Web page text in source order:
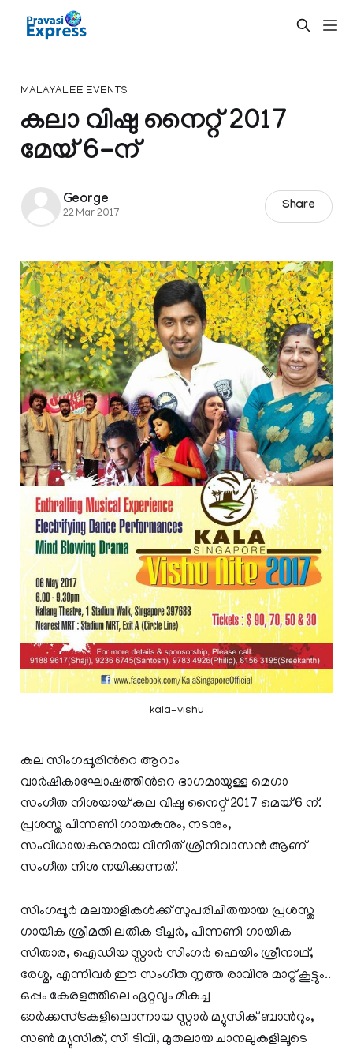
MALAYALEE EVENTS
കലാ വിഷു നൈറ്റ് 2017
മേയ് 6-ന്
George
22 Mar 2017
Share
kala-vishu
കല സിംഗപ്പൂരിന്‍റെ ആറാം
വാര്‍ഷികാഘോഷത്തിന്‍റെ ഭാഗമായുള്ള മെഗാ
സംഗീത നിശയായ് കല വിഷു നൈറ്റ് 2017 മെയ്‌ 6 ന്.
പ്രശസ്ത പിന്നണി ഗായകനും, നടനും,
സംവിധായകനുമായ വിനീത് ശ്രീനിവാസന്‍ ആണ്
സംഗീത നിശ നയിക്കുന്നത്.
സിംഗപ്പൂര്‍ മലയാളികള്‍ക്ക് സുപരിചിതയായ പ്രശസ്ത
ഗായിക ശ്രീമതി ലതിക ടീച്ചര്‍, പിന്നണി ഗായിക
സിതാര, ഐഡിയ സ്റ്റാര്‍ സിംഗര്‍ ഫെയിം ശ്രീനാഥ്,
രേശ്മ, എന്നിവര്‍ ഈ സംഗീത നൃത്ത രാവിനു മാറ്റ് കൂട്ടും..
ഒപ്പം കേരളത്തിലെ ഏറ്റവും മികച്ച
ഓര്‍ക്കസ്ട്രകളിലൊന്നായ സ്റ്റാര്‍ മ്യുസിക് ബാന്‍റും,
സണ്‍ മ്യുസിക്, സീ ടിവി, മുതലായ ചാനലുകളിലൂടെ